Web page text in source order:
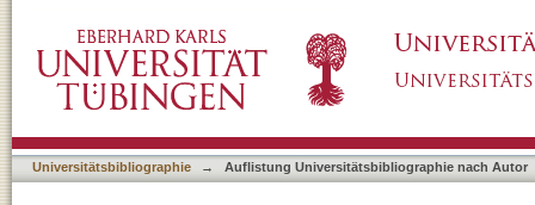
Universitätsbibliographie → Auflistung Universitätsbibliographie nach Autor